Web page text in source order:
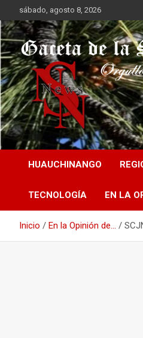
al
contenido
sábado, agosto 8, 2026
Gaceta de
Orgullosamente Serranos
HUAUCHINANGO
TECNOLOGÍA EN LA
Inicio En la Opinión de...